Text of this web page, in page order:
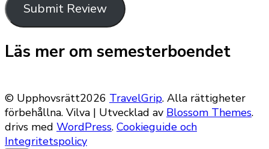
Submit Review
Läs mer om semesterboendet
© Upphovsrätt2026 TravelGrip. Alla rättigheter
förbehållna. Vilva | Utvecklad av Blossom Themes.
drivs med WordPress. Cookieguide och
Integritetspolicy